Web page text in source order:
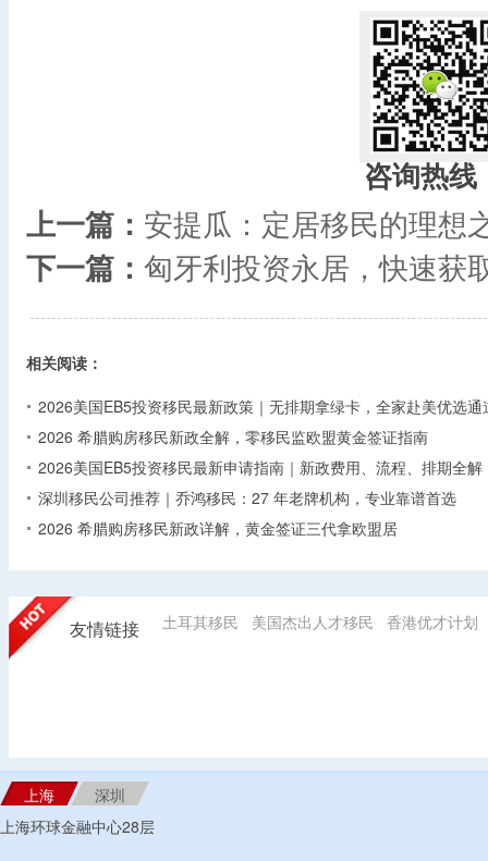
咨询热线
上一篇： 安提瓜：定居移民的理想
下一篇： 匈牙利投资永居，快速获
相关阅读：
2026美国EB5投资移民最新政策｜无排期拿绿卡，全家赴美优选通
2026 希腊购房移民新政全解，零移民监欧盟黄金签证指南
2026美国EB5投资移民最新申请指南｜新政费用、流程、排期全解
深圳移民公司推荐｜乔鸿移民：27 年老牌机构，专业靠谱首选
2026 希腊购房移民新政详解，黄金签证三代拿欧盟居
友情链接 土耳其移民 美国杰出人才移民 香港优才计划
上海
深圳
上海环球金融中心28层